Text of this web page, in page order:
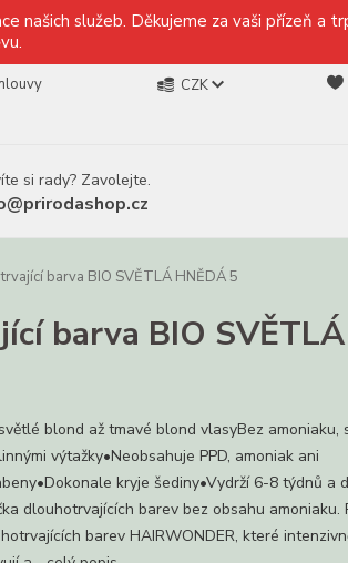
našich služeb. Děkujeme za vaši přízeň a
CZK
si rady? Zavolejte.
barva BIO SVĚTLÁ HNĚDÁ 5
barva BIO SVĚTLÁ
blond až tmavé blond vlasyBez amoniaku,
výtažky•Neobsahuje PPD, amoniak ani
kryje šediny•Vydrží 6-8 týdnů a
dlouhotrvajících barev bez obsahu amoniaku.
barev HAIRWONDER, které